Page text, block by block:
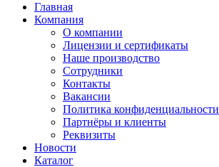
Главная
Компания
О компании
Лицензии и сертификаты
Наше производство
Сотрудники
Контакты
Вакансии
Политика конфиденциальности
Партнёры и клиенты
Реквизиты
Новости
Каталог